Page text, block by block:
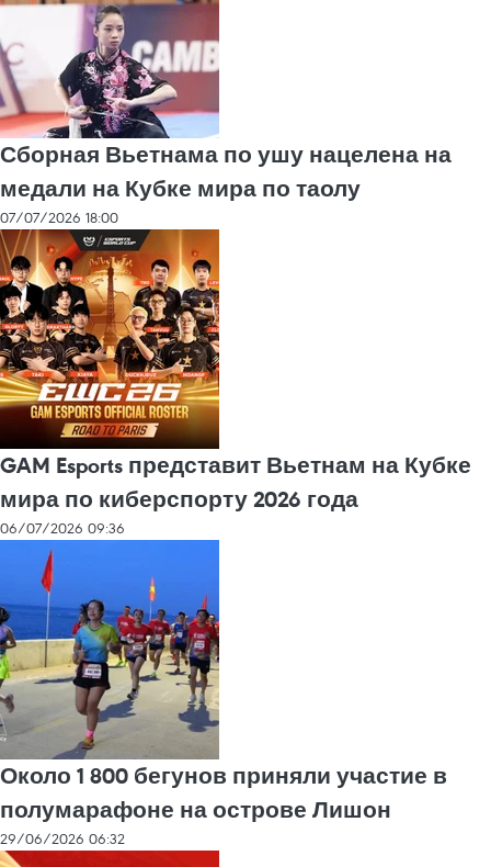
Сборная Вьетнама по ушу нацелена на
медали на Кубке мира по таолу
07/07/2026 18:00
GAM Esports представит Вьетнам на Кубке
мира по киберспорту 2026 года
06/07/2026 09:36
Около 1 800 бегунов приняли участие в
полумарафоне на острове Лишон
29/06/2026 06:32